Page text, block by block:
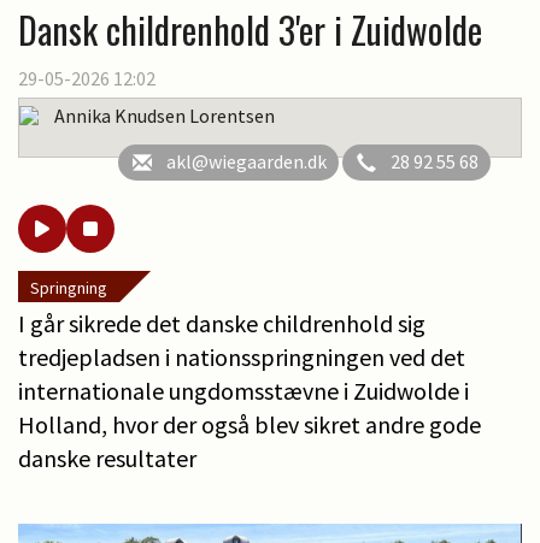
Dansk childrenhold 3'er i Zuidwolde
29-05-2026 12:02
Annika Knudsen Lorentsen
akl@wiegaarden.dk
28 92 55 68
Springning
I går sikrede det danske childrenhold sig
tredjepladsen i nationsspringningen ved det
internationale ungdomsstævne i Zuidwolde i
Holland, hvor der også blev sikret andre gode
danske resultater